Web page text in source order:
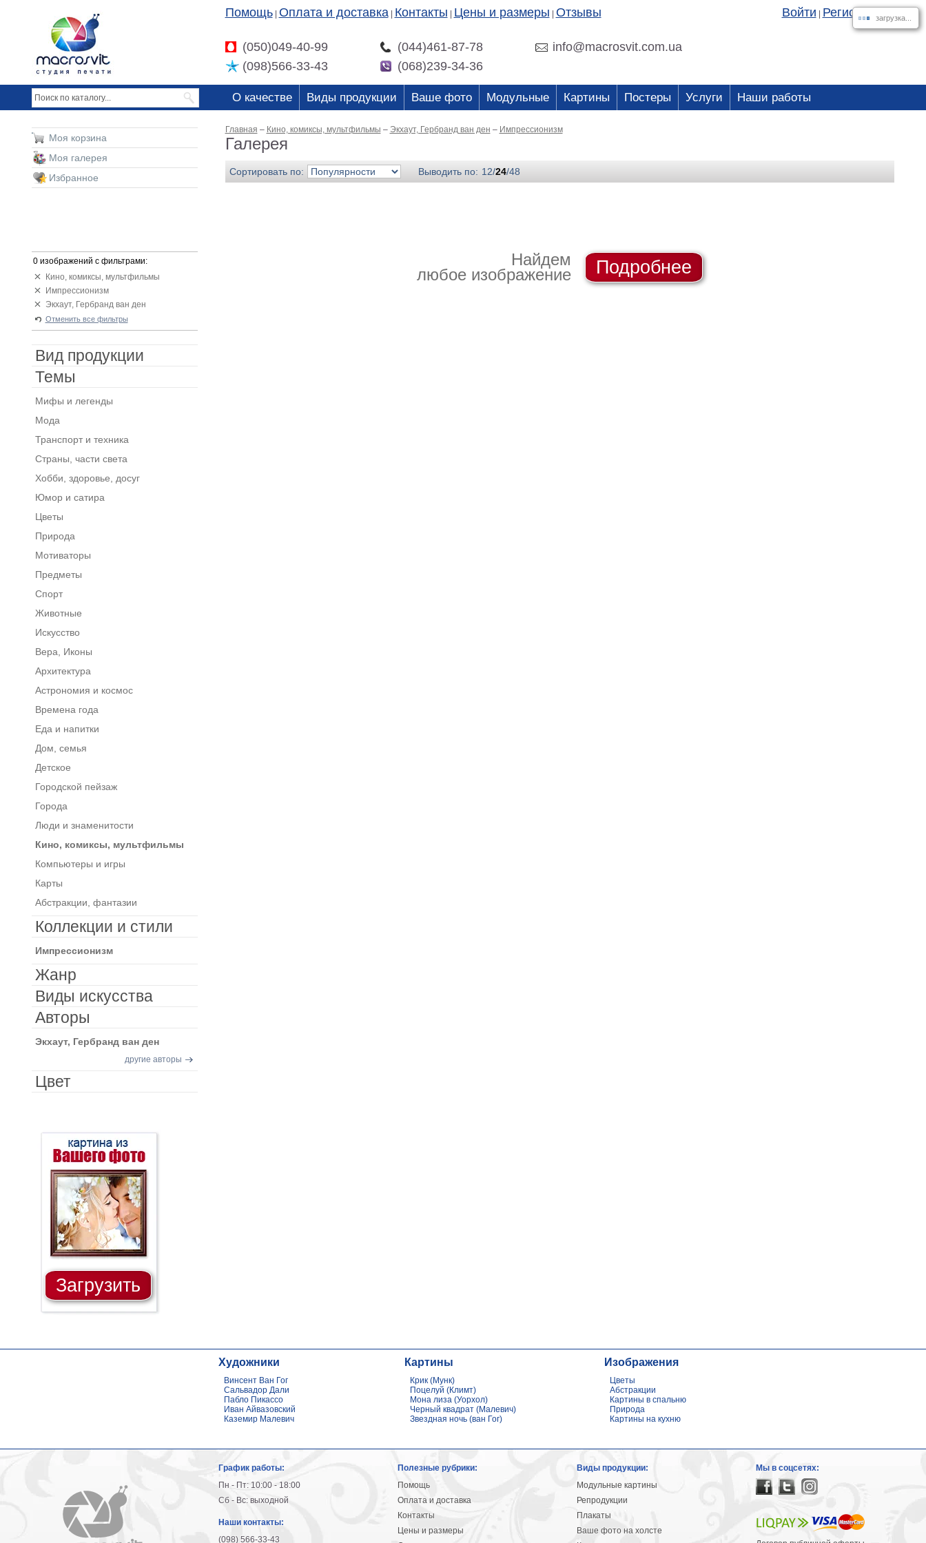
Помощь Оплата и доставка Контакты Цены и размеры Отзывы Войти Регистрация
(050)049-40-99 (044)461-87-78
info@macrosvit.com.ua
(098)566-33-43
(068)239-34-36
О качестве Виды продукции Ваше фото Модульные Картины Постеры Услуги Наши работы
Главная – Кино, комиксы, мультфильмы – Экхаут, Гербранд ван ден – Импрессионизм
Галерея
Сортировать по: Выводить по: 12/24/48
Найдем
любое изображение
Подробнее
Моя корзина
Моя галерея
Избранное
0 изображений с фильтрами:
Кино, комиксы, мультфильмы
Импрессионизм
Экхаут, Гербранд ван ден
Отменить все фильтры
Вид продукции
Темы
Мифы и легенды
Мода
Транспорт и техника
Страны, части света
Хобби, здоровье, досуг
Юмор и сатира
Цветы
Природа
Мотиваторы
Предметы
Спорт
Животные
Искусство
Вера, Иконы
Архитектура
Астрономия и космос
Времена года
Еда и напитки
Дом, семья
Детское
Городской пейзаж
Города
Люди и знаменитости
Кино, комиксы, мультфильмы
Компьютеры и игры
Карты
Абстракции, фантазии
Коллекции и стили
Импрессионизм
Жанр
Виды искусства
Авторы
Экхаут, Гербранд ван ден
другие авторы
Цвет
Загрузить
Художники
Винсент Ван Гог
Сальвадор Дали
Пабло Пикассо
Иван Айвазовский
Каземир Малевич
Картины
Крик (Мунк)
Поцелуй (Климт)
Мона лиза (Уорхол)
Черный квадрат (Малевич)
Звездная ночь (ван Гог)
Изображения
Цветы
Абстракции
Картины в спальню
Природа
Картины на кухню
График работы:
Пн - Пт: 10:00 - 18:00
Сб - Вс: выходной
Наши контакты:
(098) 566-33-43
Полезные рубрики:
Помощь
Оплата и доставка
Контакты
Цены и размеры
Виды продукции:
Модульные картины
Репродукции
Плакаты
Ваше фото на холсте
Мы в соцсетях:
загрузка...